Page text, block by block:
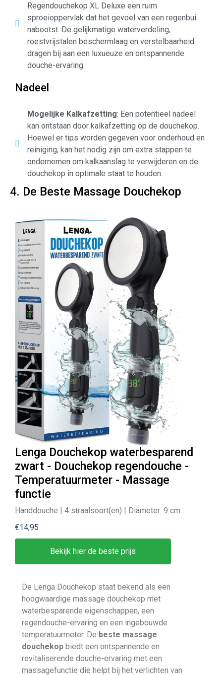
Regendouchekop XL Deluxe een ruim
sproeioppervlak dat het gevoel van een regenbui
nabootst. De gelijkmatige waterverdeling,
roestvrijstalen beschermlaag en verstelbaarheid
dragen bij aan een luxueuze en ontspannende
douche-ervaring.
Nadeel
Mogelijke Kalkafzetting: Een potentieel nadeel
kan ontstaan door kalkafzetting op de douchekop.
Hoewel er tips worden gegeven voor onderhoud en
reiniging, kan het nodig zijn om extra stappen te
ondernemen om kalkaanslag te verwijderen en de
douchekop in optimale staat te houden.
4. De Beste Massage Douchekop
Lenga Douchekop waterbesparend
zwart - Douchekop regendouche -
Temperatuurmeter - Massage
functie
Handdouche | 4 straalsoort(en) | Diameter: 9 cm
€14,95
Bekijk hier de beste prijs
De Lenga Douchekop staat bekend als een
hoogwaardige massage douchekop met
waterbesparende eigenschappen, een
regendouche-ervaring en een ingebouwde
temperatuurmeter. De beste massage
douchekop biedt een ontspannende en
revitaliserende douche-ervaring met een
massagefunctie die helpt bij het verlichten van